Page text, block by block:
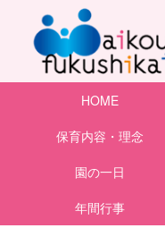
HOME
保育内容・理念
園の一日
年間行事